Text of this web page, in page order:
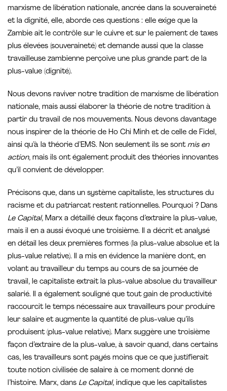
marxisme de libération nationale, ancrée dans la souveraineté
et la dignité, elle, aborde ces questions : elle exige que la
Zambie ait le contrôle sur le cuivre et sur le paiement de taxes
plus élevées (souveraineté) et demande aussi que la classe
travailleuse zambienne perçoive une plus grande part de la
plus-value (dignité).
Nous devons raviver notre tradition de marxisme de libération
nationale, mais aussi élaborer la théorie de notre tradition à
partir du travail de nos mouvements. Nous devons davantage
nous inspirer de la théorie de Ho Chi Minh et de celle de Fidel,
ainsi qu’à la théorie d’EMS. Non seulement ils se sont mis en
action, mais ils ont également produit des théories innovantes
qu’il convient de développer.
Précisons que, dans un système capitaliste, les structures du
racisme et du patriarcat restent rationnelles. Pourquoi ? Dans
Le Capital, Marx a détaillé deux façons d’extraire la plus-value,
mais il en a aussi évoqué une troisième. Il a décrit et analysé
en détail les deux premières formes (la plus-value absolue et la
plus-value relative). Il a mis en évidence la manière dont, en
volant au travailleur du temps au cours de sa journée de
travail, le capitaliste extrait la plus-value absolue du travailleur
salarié. Il a également souligné que tout gain de productivité
raccourcit le temps nécessaire aux travailleurs pour produire
leur salaire et augmente la quantité de plus-value qu’ils
produisent (plus-value relative). Marx suggère une troisième
façon d’extraire de la plus-value, à savoir quand, dans certains
cas, les travailleurs sont payés moins que ce que justifierait
toute notion civilisée de salaire à ce moment donné de
l’histoire. Marx, dans Le Capital, indique que les capitalistes